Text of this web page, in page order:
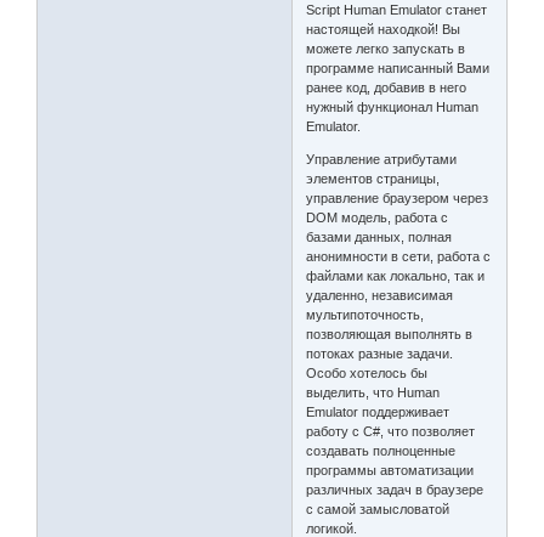
Script Human Emulator станет
настоящей находкой! Вы
можете легко запускать в
программе написанный Вами
ранее код, добавив в него
нужный функционал Human
Emulator.
Управление атрибутами
элементов страницы,
управление браузером через
DOM модель, работа с
базами данных, полная
анонимности в сети, работа с
файлами как локально, так и
удаленно, независимая
мультипоточность,
позволяющая выполнять в
потоках разные задачи.
Особо хотелось бы
выделить, что Human
Emulator поддерживает
работу с C#, что позволяет
создавать полноценные
программы автоматизации
различных задач в браузере
с самой замысловатой
логикой.